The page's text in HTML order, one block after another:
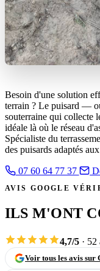
Besoin d'une solution
terrain ? Le puisard —
souterraine qui collecte
idéale là où le réseau
Spécialiste du
des puisards adaptés
07 60 64 77 37
AVIS GOOGLE
ILS M'ONT
4,7/5 ·
Voir tous les avis sur